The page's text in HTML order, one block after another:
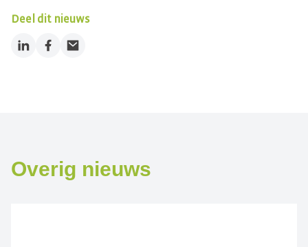
Deel dit nieuws
LinkedInFacebook
Email
Overig nieuws